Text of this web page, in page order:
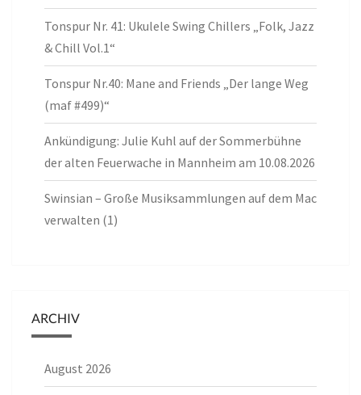
Tonspur Nr. 41: Ukulele Swing Chillers „Folk, Jazz
& Chill Vol.1“
Tonspur Nr.40: Mane and Friends „Der lange Weg
(maf #499)“
Ankündigung: Julie Kuhl auf der Sommerbühne
der alten Feuerwache in Mannheim am 10.08.2026
Swinsian – Große Musiksammlungen auf dem Mac
verwalten (1)
ARCHIV
August 2026